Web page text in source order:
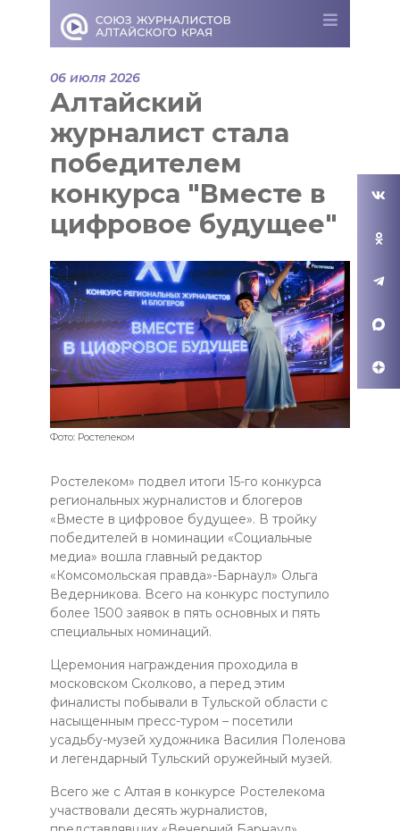
06 июля 2026
Алтайский
журналист стала
победителем
конкурса "Вместе в
цифровое будущее"
Фото: Ростелеком
Ростелеком» подвел итоги 15-го конкурса
региональных журналистов и блогеров
«Вместе в цифровое будущее». В тройку
победителей в номинации «Социальные
медиа» вошла главный редактор
«Комсомольская правда»-Барнаул» Ольга
Ведерникова. Всего на конкурс поступило
более 1500 заявок в пять основных и пять
специальных номинаций.
Церемония награждения проходила в
московском Сколково, а перед этим
финалисты побывали в Тульской области с
насыщенным пресс-туром – посетили
усадьбу-музей художника Василия Поленова
и легендарный Тульский оружейный музей.
Всего же с Алтая в конкурсе Ростелекома
участвовали десять журналистов,